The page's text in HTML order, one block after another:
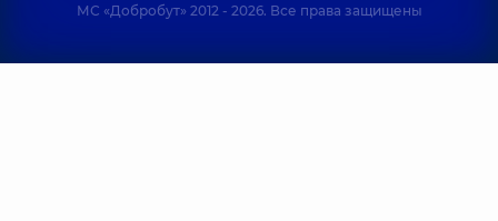
МС «Добробут» 2012 - 2026. Все права защищены